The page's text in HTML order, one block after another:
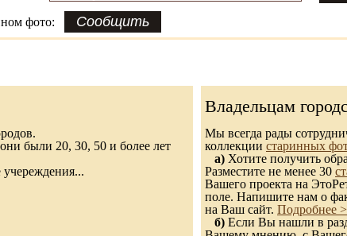
фото:
были 20, 30, 50 и более лет
Владельцам
Мы всегда рады
коллекции старинных
а) Хотите получить
Разместите не менее 30
Вашего проекта на
поле. Напишите нам о
на Ваш сайт. Подробнее
б) Если Вы нашли в